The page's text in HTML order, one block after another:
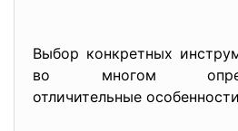
Выбор конкретных
во многом
отличительные